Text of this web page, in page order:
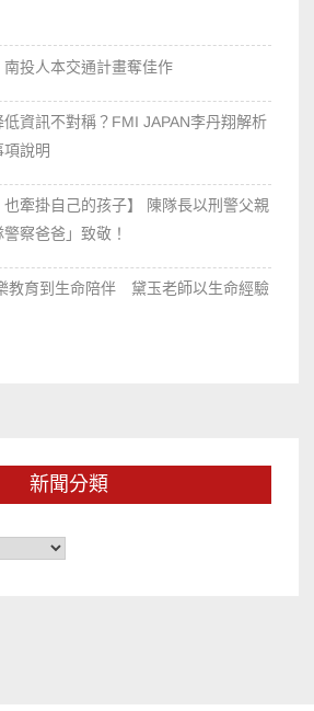
投人本交通計畫奪佳作
低資訊不對稱？FMI JAPAN李丹翔解析
說明
也牽掛自己的孩子】 陳隊長以刑警父親
察爸爸」致敬！
教育到生命陪伴 黛玉老師以生命經驗
新聞分類